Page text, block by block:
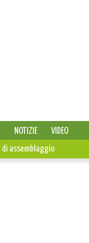
NOTIZIE
VIDEO
di assemblaggio